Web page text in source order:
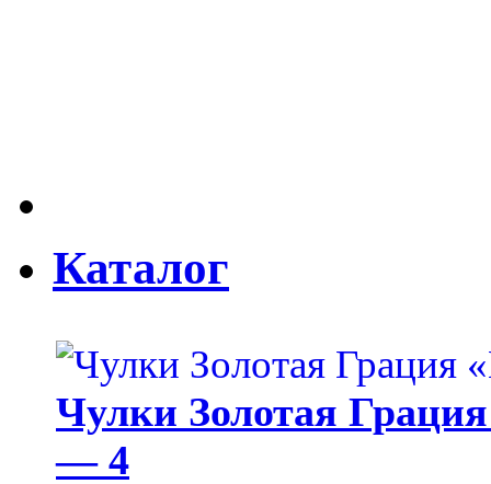
Каталог
Чулки Золотая
— 4